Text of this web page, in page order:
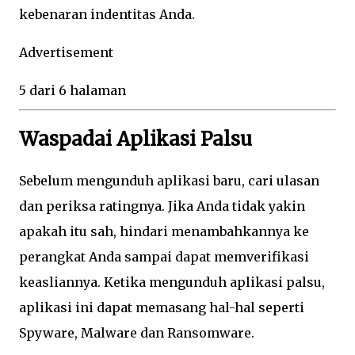
kebenaran indentitas Anda.
Advertisement
5 dari 6 halaman
Waspadai Aplikasi Palsu
Sebelum mengunduh aplikasi baru, cari ulasan
dan periksa ratingnya. Jika Anda tidak yakin
apakah itu sah, hindari menambahkannya ke
perangkat Anda sampai dapat memverifikasi
keasliannya. Ketika mengunduh aplikasi palsu,
aplikasi ini dapat memasang hal-hal seperti
Spyware, Malware dan Ransomware.